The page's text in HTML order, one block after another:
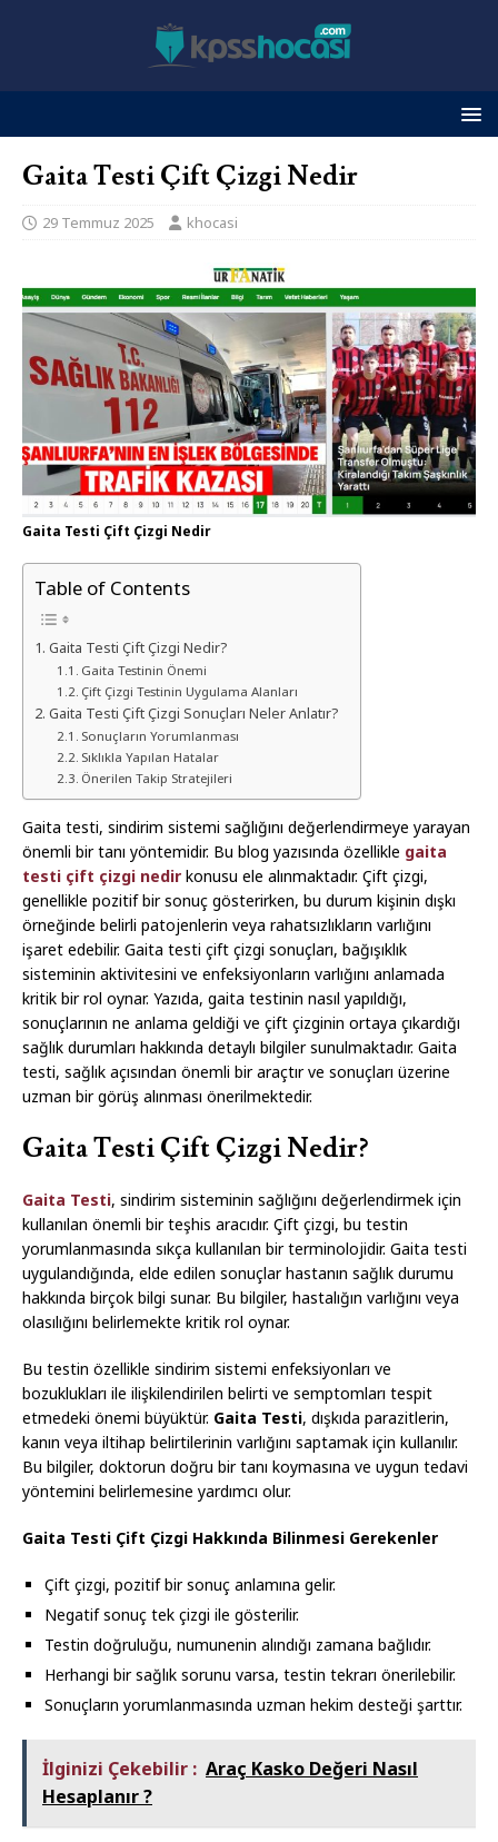
Gaita Testi Çift Çizgi Nedir
29 Temmuz 2025 khocasi
Gaita Testi Çift Çizgi Nedir
Table of Contents
Gaita Testi Çift Çizgi Nedir?
Gaita Testinin Önemi
Çift Çizgi Testinin Uygulama Alanları
Gaita Testi Çift Çizgi Sonuçları Neler Anlatır?
Sonuçların Yorumlanması
Sıklıkla Yapılan Hatalar
Önerilen Takip Stratejileri
Gaita testi, sindirim sistemi sağlığını değerlendirmeye yarayan
önemli bir tanı yöntemidir. Bu blog yazısında özellikle gaita
testi çift çizgi nedir konusu ele alınmaktadır. Çift çizgi,
genellikle pozitif bir sonuç gösterirken, bu durum kişinin dışkı
örneğinde belirli patojenlerin veya rahatsızlıkların varlığını
işaret edebilir. Gaita testi çift çizgi sonuçları, bağışıklık
sisteminin aktivitesini ve enfeksiyonların varlığını anlamada
kritik bir rol oynar. Yazıda, gaita testinin nasıl yapıldığı,
sonuçlarının ne anlama geldiği ve çift çizginin ortaya çıkardığı
sağlık durumları hakkında detaylı bilgiler sunulmaktadır. Gaita
testi, sağlık açısından önemli bir araçtır ve sonuçları üzerine
uzman bir görüş alınması önerilmektedir.
Gaita Testi Çift Çizgi Nedir?
Gaita Testi, sindirim sisteminin sağlığını değerlendirmek için
kullanılan önemli bir teşhis aracıdır. Çift çizgi, bu testin
yorumlanmasında sıkça kullanılan bir terminolojidir. Gaita testi
uygulandığında, elde edilen sonuçlar hastanın sağlık durumu
hakkında birçok bilgi sunar. Bu bilgiler, hastalığın varlığını veya
olasılığını belirlemekte kritik rol oynar.
Bu testin özellikle sindirim sistemi enfeksiyonları ve
bozuklukları ile ilişkilendirilen belirti ve semptomları tespit
etmedeki önemi büyüktür. Gaita Testi, dışkıda parazitlerin,
kanın veya iltihap belirtilerinin varlığını saptamak için kullanılır.
Bu bilgiler, doktorun doğru bir tanı koymasına ve uygun tedavi
yöntemini belirlemesine yardımcı olur.
Gaita Testi Çift Çizgi Hakkında Bilinmesi Gerekenler
Çift çizgi, pozitif bir sonuç anlamına gelir.
Negatif sonuç tek çizgi ile gösterilir.
Testin doğruluğu, numunenin alındığı zamana bağlıdır.
Herhangi bir sağlık sorunu varsa, testin tekrarı önerilebilir.
Sonuçların yorumlanmasında uzman hekim desteği şarttır.
İlginizi Çekebilir : Araç Kasko Değeri Nasıl
Hesaplanır ?